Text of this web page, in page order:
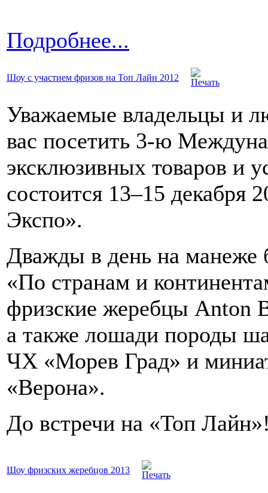
Подробнее...
Шоу с участием фризов на Топ Лайн 2012
Уважаемые владельцы и
вас посетить 3-ю
эксклюзивных товаров и
состоится 13–15
Экспо».
Дважды в день на манеже
«По странам и
фризские жеребцы Anton
а также лошади породы
ЧХ «Морев Град» и
«Верона».
До встречи на «Топ
Шоу фризских жеребцов 2013